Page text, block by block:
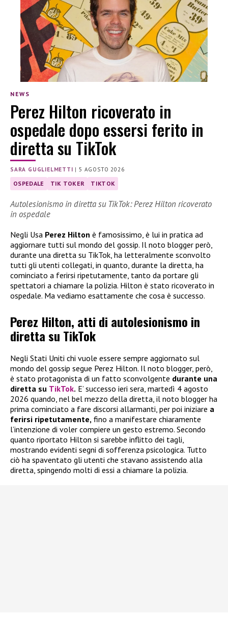
NEWS
Perez Hilton ricoverato in
ospedale dopo essersi ferito in
diretta su TikTok
SARA GUGLIELMETTI |5 AGOSTO 2026
OSPEDALE TIK TOKER TIKTOK
Autolesionismo in diretta su TikTok: Perez Hilton ricoverato
in ospedale
Negli Usa Perez Hilton è famosissimo, è lui in pratica ad
aggiornare tutti sul mondo del gossip. Il noto blogger però,
durante una diretta su TikTok, ha letteralmente sconvolto
tutti gli utenti collegati, in quanto, durante la diretta, ha
cominciato a ferirsi ripetutamente, tanto da portare gli
spettatori a chiamare la polizia. Hilton è stato ricoverato in
ospedale. Ma vediamo esattamente che cosa è successo.
Perez Hilton, atti di autolesionismo in
diretta su TikTok
Negli Stati Uniti chi vuole essere sempre aggiornato sul
mondo del gossip segue Perez Hilton. Il noto blogger, però,
è stato protagonista di un fatto sconvolgente durante una
diretta su TikTok. E’ successo ieri sera, martedì 4 agosto
2026 quando, nel bel mezzo della diretta, il noto blogger ha
prima cominciato a fare discorsi allarmanti, per poi iniziare a
ferirsi ripetutamente, fino a manifestare chiaramente
l’intenzione di voler compiere un gesto estremo. Secondo
quanto riportato Hilton si sarebbe inflitto dei tagli,
mostrando evidenti segni di sofferenza psicologica. Tutto
ciò ha spaventato gli utenti che stavano assistendo alla
diretta, spingendo molti di essi a chiamare la polizia.